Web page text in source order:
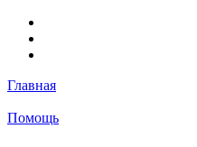
Главная
Помощь